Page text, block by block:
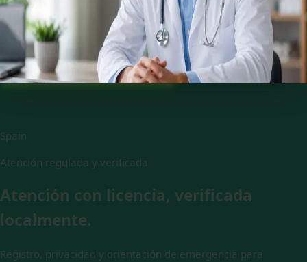
15 min
Ver detalles del servicio:Cardiología Especialista
Elegir plaza Cardiología Especialista
Spain
Atención regulada y verificada
Atención con licencia, verificada
localmente.
Registro, privacidad y orientación de emergencia para